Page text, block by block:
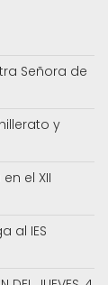
Señora de
y
el XII
al IES